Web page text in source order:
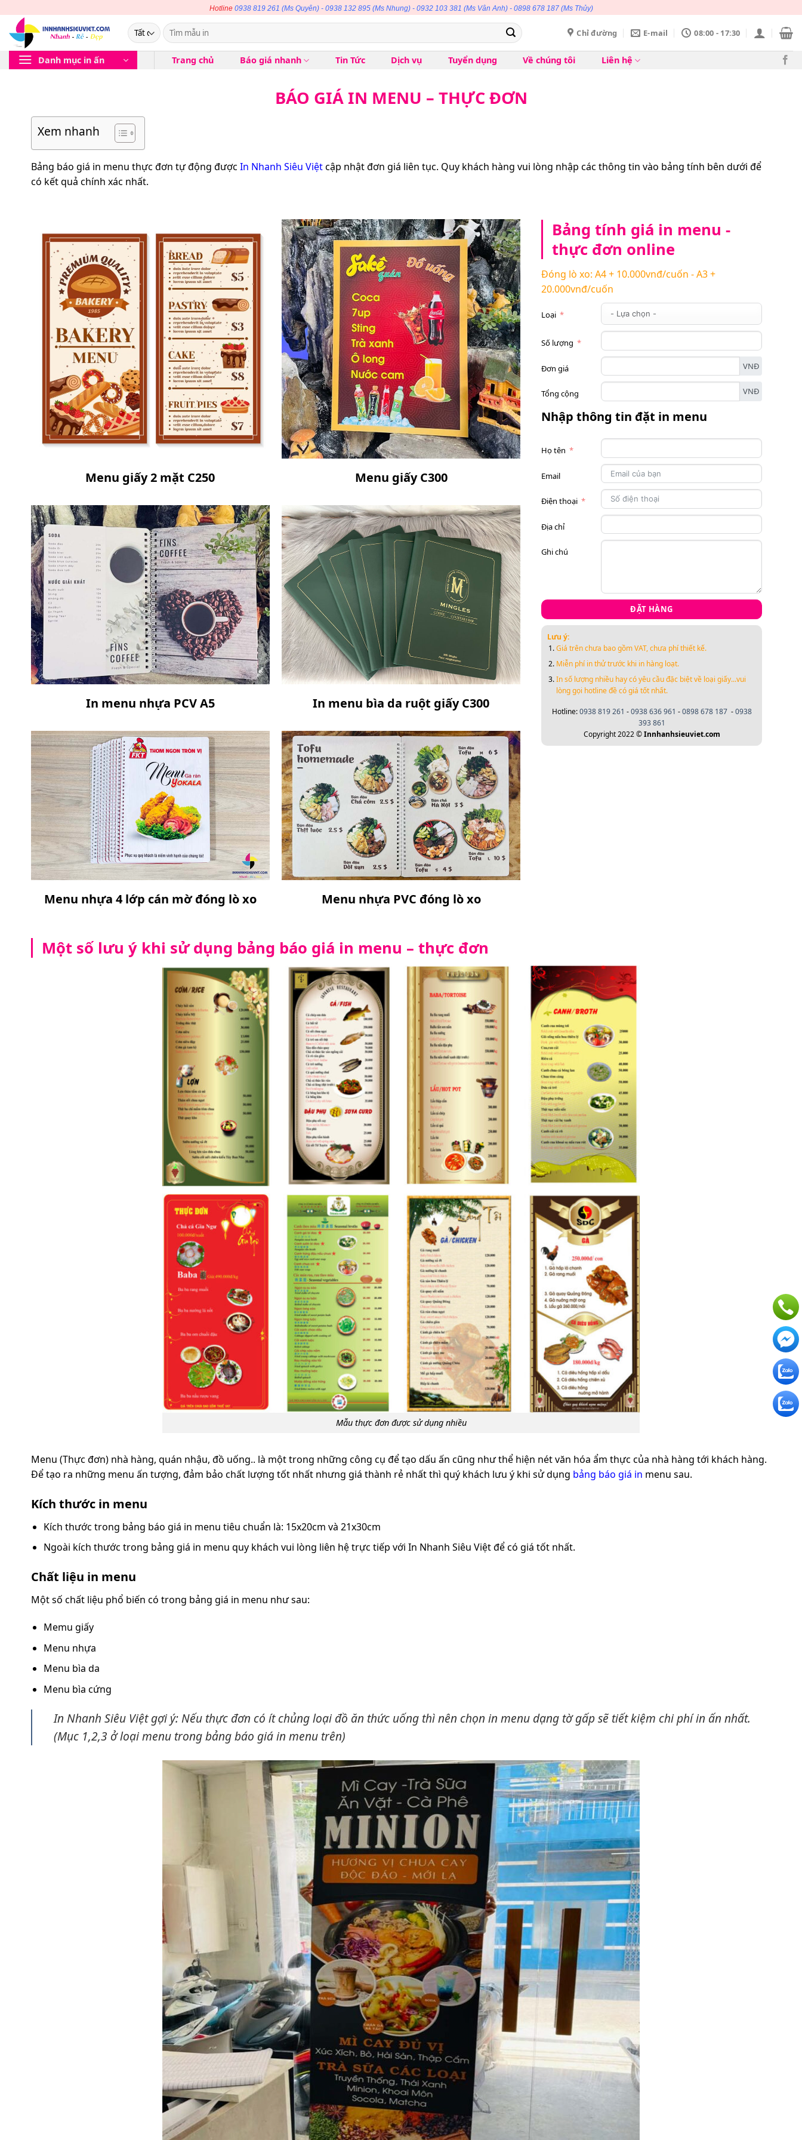
nội
dung
Hotline 0938 819 261 (Ms Quyên) - 0938 132 895(Ms Nhung) - 0932 103 381 (Ms Vân Anh) - 0898 678 187(Ms Thủy)
Tìm
kiếm:
Chỉ đường E-mail 08:00 - 17:30
Danh mục in ấn Trang chủ Báo giá nhanh Tin Tức Dịch vụ Tuyển dụng Về chúng tôi Liên hệ
BÁO GIÁ IN MENU – THỰC ĐƠN
Xem nhanh
Bảng báo giá in menu thực đơn tự động được In Nhanh Siêu Việtcập nhật đơn giá liên tục. Quy khách hàng vui lòng nhập các thông tin vào bảng tính bên dưới để
có kết quả chính xác nhất.
Menu giấy 2 mặt C250 Menu giấy C300
In menu nhựa PCV A5 In menu bìa da ruột giấy C300
Menu nhựa 4 lớp cán mờ đóng lò xo Menu nhựa PVC đóng lò xo
Bảng tính giá in menu -
thực đơn online
Đóng lò xo: A4 + 10.000vnđ/cuốn - A3 +
20.000vnđ/cuốn
Loại
Số lượng
Đơn giá VNĐ
Tổng cộng VNĐ
Nhập thông tin đặt in menu
Họ tên
Email
Điện thoại
Địa chỉ
Ghi chú
ĐẶT HÀNG
Lưu ý:
Giá trên chưa bao gồm VAT, chưa phí thiết kế.
Miễn phí in thử trước khi in hàng loạt.
In số lượng nhiều hay có yêu cầu đặc biệt về loạigiấy...vui
lòng gọi hotline đề có giá tốt nhất.
Hotline:0938 819 261 -0938 636 961 -0898 678 187-0938
393 861
Copyright 2022 ©Innhanhsieuviet.com
Một số lưu ý khi sử dụng bảng báo giá in menu – thực đơn
Mẫu thực đơn được sử dụng nhiều
Menu (Thực đơn) nhà hàng, quán nhậu, đồ uống.. là một trong những công cụ để tạo dấu ấn cũng như thể hiện nét văn hóa ẩm thực của nhà hàng tới khách hàng.
Để tạo ra những menu ấn tượng, đảm bảo chất lượng tốt nhất nhưng giá thành rẻ nhất thì quý khách lưu ý khi sử dụng bảng báo giá in menu sau.
Kích thước in menu
Kích thước trong bảng báo giá in menu tiêu chuẩn là: 15x20cm và 21x30cm
Ngoài kích thước trong bảng giá in menu quy khách vui lòng liên hệ trực tiếp với In Nhanh Siêu Việt để có giá tốt nhất.
Chất liệu in menu
Một số chất liệu phổ biến có trong bảng giá in menu như sau:
Memu giấy
Menu nhựa
Menu bìa da
Menu bìa cứng
In Nhanh Siêu Việt gợi ý: Nếu thực đơn có ít chủng loại đồ ăn thức uống thì nên chọn in menu dạng tờ gấp sẽ tiết kiệm chi phí in ấn nhất.
(Mục 1,2,3 ở loại menu trong bảng báo giá in menu trên)